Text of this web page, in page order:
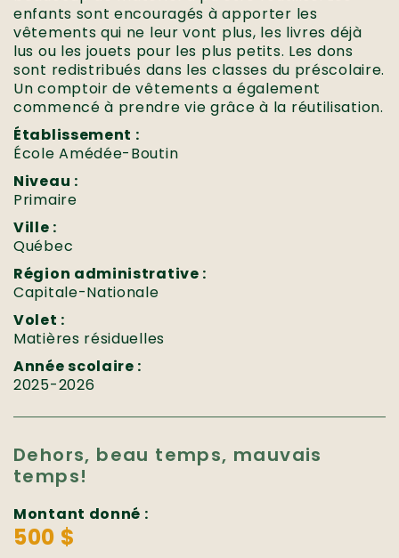
enfants sont encouragés à apporter les
vêtements qui ne leur vont plus, les livres déjà
lus ou les jouets pour les plus petits. Les dons
sont redistribués dans les classes du préscolaire.
Un comptoir de vêtements a également
commencé à prendre vie grâce à la réutilisation.
Établissement :
École Amédée-Boutin
Niveau :
Primaire
Ville :
Québec
Région administrative :
Capitale-Nationale
Volet :
Matières résiduelles
Année scolaire :
2025-2026
Dehors, beau temps, mauvais
temps!
Montant donné :
500 $